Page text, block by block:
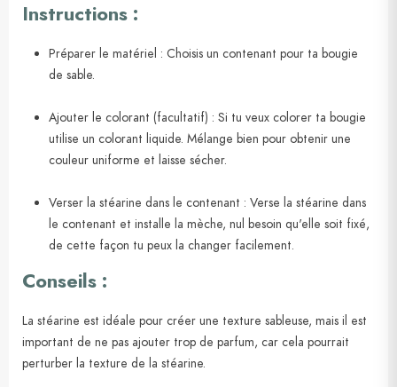
Instructions :
Préparer le matériel : Choisis un contenant pour ta bougie
de sable.
Ajouter le colorant (facultatif) : Si tu veux colorer ta bougie
utilise un colorant liquide. Mélange bien pour obtenir une
couleur uniforme et laisse sécher.
Verser la stéarine dans le contenant : Verse la stéarine dans
le contenant et installe la mèche, nul besoin qu'elle soit fixé,
de cette façon tu peux la changer facilement.
Conseils :
La stéarine est idéale pour créer une texture sableuse, mais il est
important de ne pas ajouter trop de parfum, car cela pourrait
perturber la texture de la stéarine.